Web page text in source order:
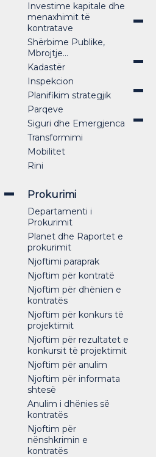
Investime kapitale dhe
menaxhimit të
kontratave
Shërbime Publike,
Mbrojtje...
Kadastër
Inspekcion
Planifikim strategjik
Parqeve
Siguri dhe Emergjenca
Transformimi
Mobilitet
Rini
Prokurimi
Departamenti i
Prokurimit
Planet dhe Raportet e
prokurimit
Njoftimi paraprak
Njoftim për kontratë
Njoftim për dhënien e
kontratës
Njoftim për konkurs të
projektimit
Njoftim për rezultatet e
konkursit të projektimit
Njoftim për anulim
Njoftim për informata
shtesë
Anulim i dhënies së
kontratës
Njoftim për
nënshkrimin e
kontratës